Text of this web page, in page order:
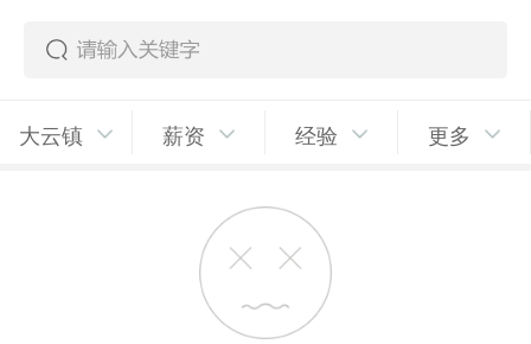
大云镇 薪资 经验 更多